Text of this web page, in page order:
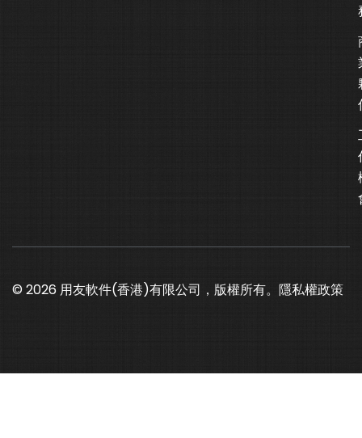
© 2026 用友軟件(香港)有限公司，版權所有。 隱私權政策